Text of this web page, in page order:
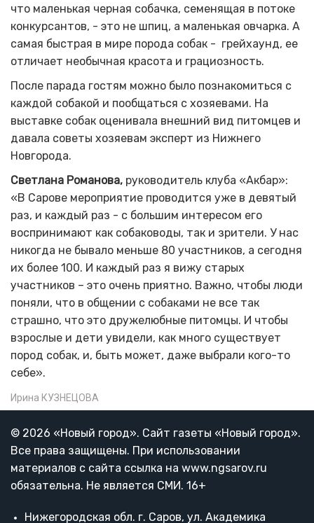
что маленькая черная собачка, семенящая в потоке
конкурсантов, - это не шпиц, а маленькая овчарка. А
самая быстрая в мире порода собак - грейхаунд, ее
отличает необычная красота и грациозность.
После парада гостям можно было познакомиться с
каждой собакой и пообщаться с хозяевами. На
выставке собак оценивала внешний вид питомцев и
давала советы хозяевам эксперт из Нижнего
Новгорода.
Светлана Романова, руководитель клуба «Акбар»:
«В Сарове мероприятие проводится уже в девятый
раз, и каждый раз - с большим интересом его
воспринимают как собаководы, так и зрители. У нас
никогда не бывало меньше 80 участников, а сегодня
их более 100. И каждый раз я вижу старых
участников – это очень приятно. Важно, чтобы люди
поняли, что в общении с собаками не все так
страшно, что это дружелюбные питомцы. И чтобы
взрослые и дети увидели, как много существует
пород собак, и, быть может, даже выбрали кого-то
себе».
Ирина КУЗНЕЦОВА
© 2026 «Новый город». Cайт газеты «Новый город».
Все права защищены. При использовании
материалов с сайта ссылка на www.ngsarov.ru
обязательна. Не является СМИ. 16+
Нижегородская обл. г. Саров, ул. Академика